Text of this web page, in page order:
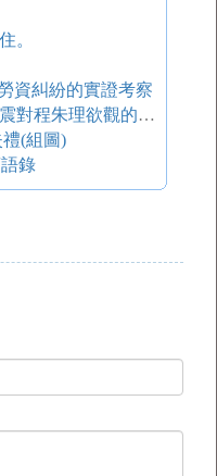
。
資糾紛的實證考察
學術與政治之間 ——論戴震對程朱理欲觀的批評
(組圖)
錄